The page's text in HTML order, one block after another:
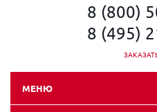
8 (800)
8 (495)
МЕНЮ